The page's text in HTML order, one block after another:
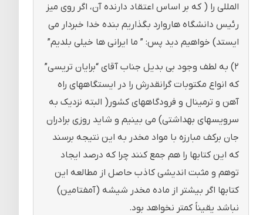
المللی را ( که بر اساس اعتقاد دارنده آن، اگر روی میز
رئیس دانشگاه هاروارد بگذاریم بنده خدا خبردار می
ایستد) خواهیم دید پس: ” ما ایرانی ها خیلی بلدیم”
۲) به لطف وجود بی بدیل جناب آقای “برایان تریسی”
که انواع مکتوبات گرانقدرش را در ایستگاههای راه
آهن و ترمینال و فرودگاههای کشور( البته نزدیک به
سرویسهای بهداشتی) می بینیم و شاید روزی برادران
جان برکف مبارزه با مواد مخدر به این نتیجه برسند
که این کتابها را هم جمع کنند چرا که درصد ایجاد
توهم و مثبت اندیشی کاذب حاصل از مطالعه این
کتابها اگر بیشتر از ماده مخدر شیشه (آمفتامین)
نباشد یقیناً کمتر نخواهد بود.